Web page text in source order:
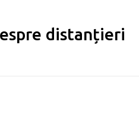
distanțieri